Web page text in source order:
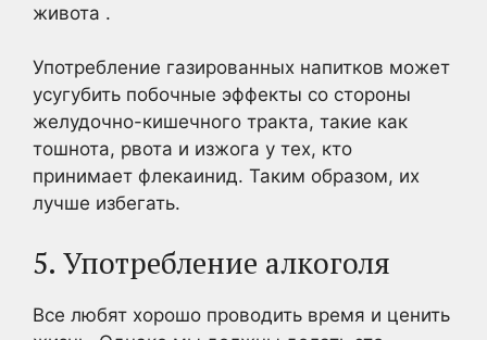
живота .
Употребление газированных напитков может
усугубить побочные эффекты со стороны
желудочно-кишечного тракта, такие как
тошнота, рвота и изжога у тех, кто
принимает флекаинид. Таким образом, их
лучше избегать.
5. Употребление алкоголя
Все любят хорошо проводить время и ценить